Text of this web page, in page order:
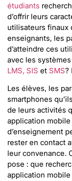
étudiants
d’offrir leurs
utilisateurs finaux
enseignants, les
d’atteindre ces
avec les
LMS, SIS et SMS?
Les élèves, les
smartphones
de leurs activités
application
d’enseignement
rester en contact
leur convenance.
pose : que
application mobile